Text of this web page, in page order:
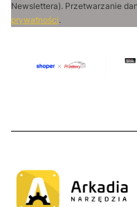
Newslettera). Przetwarzanie
prywatności.